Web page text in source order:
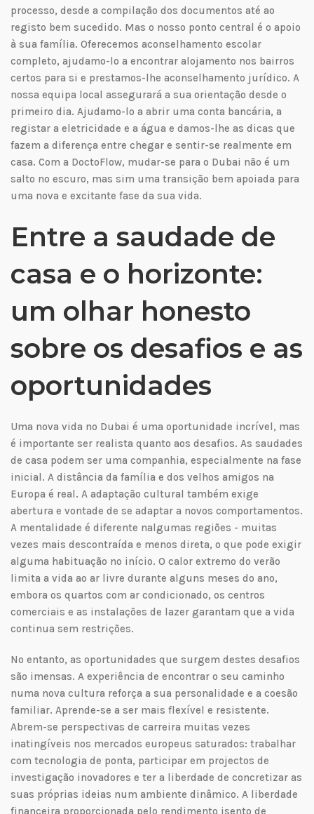
processo, desde a compilação dos documentos até ao
registo bem sucedido. Mas o nosso ponto central é o apoio
à sua família. Oferecemos aconselhamento escolar
completo, ajudamo-lo a encontrar alojamento nos bairros
certos para si e prestamos-lhe aconselhamento jurídico. A
nossa equipa local assegurará a sua orientação desde o
primeiro dia. Ajudamo-lo a abrir uma conta bancária, a
registar a eletricidade e a água e damos-lhe as dicas que
fazem a diferença entre chegar e sentir-se realmente em
casa. Com a DoctoFlow, mudar-se para o Dubai não é um
salto no escuro, mas sim uma transição bem apoiada para
uma nova e excitante fase da sua vida.
Entre a saudade de
casa e o horizonte:
um olhar honesto
sobre os desafios e as
oportunidades
Uma nova vida no Dubai é uma oportunidade incrível, mas
é importante ser realista quanto aos desafios. As saudades
de casa podem ser uma companhia, especialmente na fase
inicial. A distância da família e dos velhos amigos na
Europa é real. A adaptação cultural também exige
abertura e vontade de se adaptar a novos comportamentos.
A mentalidade é diferente nalgumas regiões - muitas
vezes mais descontraída e menos direta, o que pode exigir
alguma habituação no início. O calor extremo do verão
limita a vida ao ar livre durante alguns meses do ano,
embora os quartos com ar condicionado, os centros
comerciais e as instalações de lazer garantam que a vida
continua sem restrições.
No entanto, as oportunidades que surgem destes desafios
são imensas. A experiência de encontrar o seu caminho
numa nova cultura reforça a sua personalidade e a coesão
familiar. Aprende-se a ser mais flexível e resistente.
Abrem-se perspectivas de carreira muitas vezes
inatingíveis nos mercados europeus saturados: trabalhar
com tecnologia de ponta, participar em projectos de
investigação inovadores e ter a liberdade de concretizar as
suas próprias ideias num ambiente dinâmico. A liberdade
financeira proporcionada pelo rendimento isento de